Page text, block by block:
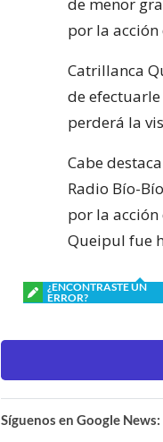
por la
Catrillanca
de
perderá la
Cabe
Radio Bío-
por la
Queipul fue
¿ENCONTRASTE UN
ERROR?
Síguenos en Google News: